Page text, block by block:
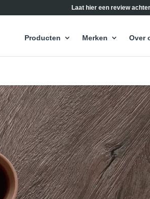
Laat hier een review
Producten Merken Over